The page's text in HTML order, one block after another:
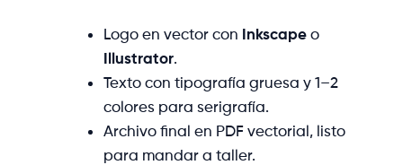
Logo en vector con Inkscape o
Illustrator.
Texto con tipografía gruesa y 1–2
colores para serigrafía.
Archivo final en PDF vectorial, listo
para mandar a taller.